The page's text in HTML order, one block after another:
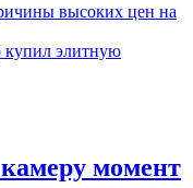
высоких цен на
купил элитную
момент